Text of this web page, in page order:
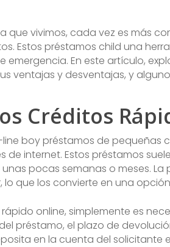
que vivimos, cada vez es más
Estos préstamos child una
emergencia. En este artículo,
ventajas y desventajas, y
Créditos
boy préstamos de
de internet. Estos préstamos
pocas semanas o meses.
lo que los convierte en una
online, simplemente es
préstamo, el plazo de
en la cuenta del